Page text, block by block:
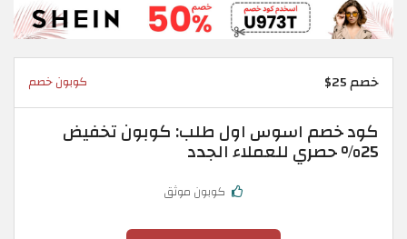
خصم 25$ كوبون خصم
كود خصم اسوس اول طلب: كوبون تخفيض
25% حصري للعملاء الجدد
كوبون موثق